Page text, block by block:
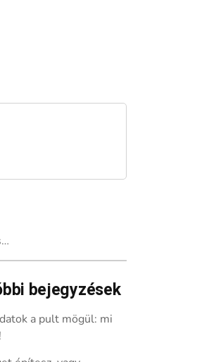
bejegyzések
a pult mögül: mi